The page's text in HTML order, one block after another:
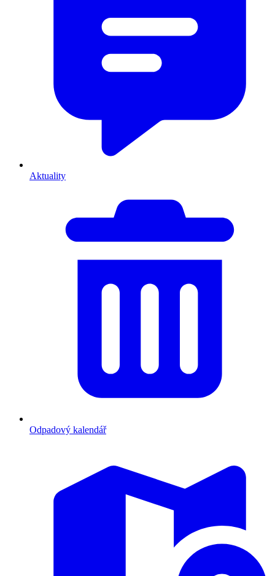
Aktuality
Odpadový kalendář